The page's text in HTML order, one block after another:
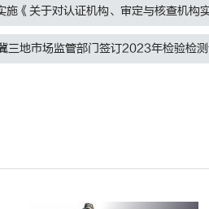
《关于对认证机构、审定与核查机构
三地市场监管部门签订2023年检验检